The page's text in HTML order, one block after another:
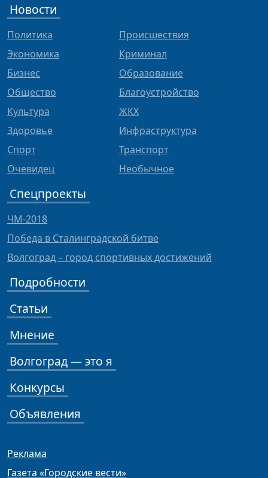
Новости
Политика
Экономика
Бизнес
Общество
Культура
Здоровье
Спорт
Очевидец
Происшествия
Криминал
Образование
Благоустройство
ЖКХ
Инфраструктура
Транспорт
Необычное
Спецпроекты
ЧМ-2018
Победа в Сталинградской битве
Волгоград – город спортивных достижений
Подробности
Статьи
Мнение
Волгоград — это я
Конкурсы
Объявления
Реклама
Газета «Городские вести»